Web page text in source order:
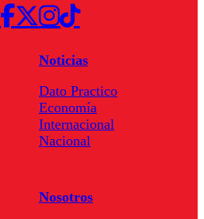
Noticias
Dato Practico
Economía
Internacional
Nacional
Nosotros